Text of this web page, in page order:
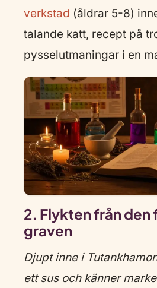
verkstad (åldrar 5-8)
talande katt, recept på
pysselutmaningar i en
2. Flykten från den
graven
Djupt inne i
ett sus och känner